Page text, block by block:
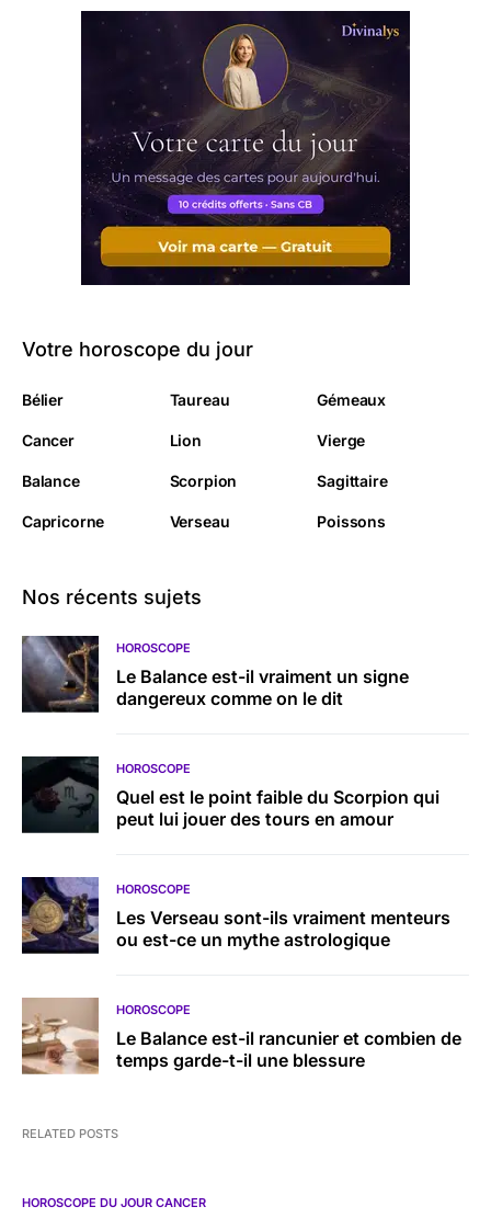
Votre horoscope du jour
Bélier Taureau Gémeaux
Cancer Lion Vierge
Balance Scorpion Sagittaire
Capricorne Verseau Poissons
Nos récents sujets
HOROSCOPE
Le Balance est-il vraiment un signe
dangereux comme on le dit
HOROSCOPE
Quel est le point faible du Scorpion qui
peut lui jouer des tours en amour
HOROSCOPE
Les Verseau sont-ils vraiment menteurs
ou est-ce un mythe astrologique
HOROSCOPE
Le Balance est-il rancunier et combien de
temps garde-t-il une blessure
RELATED POSTS
HOROSCOPE DU JOUR CANCER